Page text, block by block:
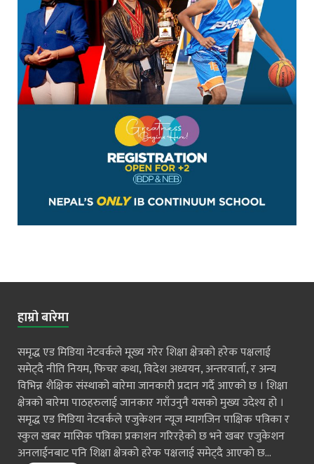
हाम्रो बारेमा
समृद्ध एड मिडिया नेटवर्कले मूख्य गरेर शिक्षा क्षेत्रको हरेक पक्षलाई
समेट्दै नीति नियम, फिचर कथा, विदेश अध्ययन, अन्तरवार्ता, र अन्य
विभिन्न शैक्षिक संस्थाको बारेमा जानकारी प्रदान गर्दै आएको छ । शिक्षा
क्षेत्रको बारेमा पाठहरुलाई जानकार गराँउनुनै यसको मुख्य उदेश्य हो ।
समृद्ध एड मिडिया नेटवर्कले एजुकेशन न्यूज म्यागजिन पाक्षिक पत्रिका र
स्कुल खबर मासिक पत्रिका प्रकाशन गरिरहेको छ भने खबर एजुकेशन
अनलाईनबाट पनि शिक्षा क्षेत्रको हरेक पक्षलाई समेट्दै आएको छ...